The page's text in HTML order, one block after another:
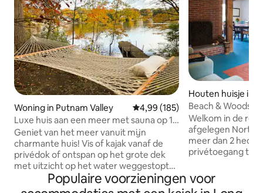
Woning in Putnam Valley Gemiddelde beoordeling van
4,99 (185)
Luxe huis aan een meer met sauna op 1
uur van NYC
Geniet van het meer vanuit mijn
charmante huis! Vis of kajak vanaf de
privédok of ontspan op het grote dek
met uitzicht op het water weggestopt
aan het meer. Boten zijn inbegrepen
voor alle gasten! Verwarmde
Houten huisje in
Beach & Woods:
Peloton, Oh My
Welkom in de
afgelegen North
meer dan 2
privétoegang tot
Geniet van de
bubbelbad onder
Populaire voorzieningen voor